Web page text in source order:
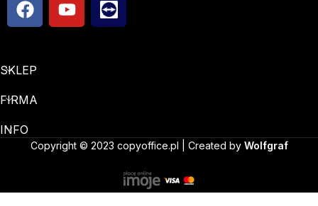
SKLEP
FIRMA
INFO
Copyright © 2023 copyoffice.pl | Created by Wolfgraf